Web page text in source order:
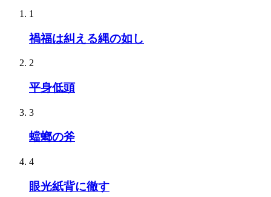
1
禍福は糾える縄の如し
2
平身低頭
3
蟷螂の斧
4
眼光紙背に徹す